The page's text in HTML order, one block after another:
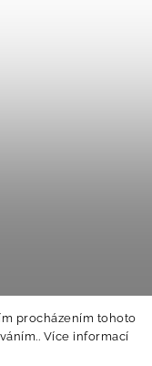
procházením tohoto
Více informací